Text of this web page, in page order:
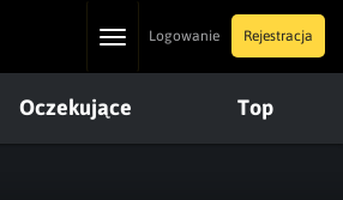
ToggleLogowanie Rejestracja
Oczekujące Top